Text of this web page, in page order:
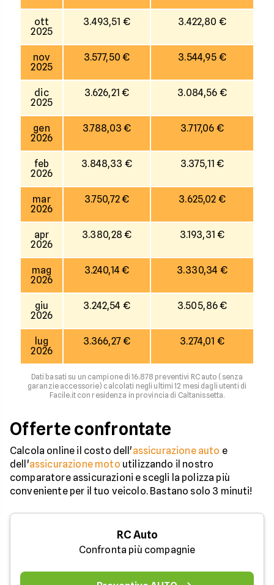
ott
2025
3.493,51 € 3.422,80 €
nov
2025
3.577,50 € 3.544,95 €
dic
2025
3.626,21 € 3.084,56 €
gen
2026
3.788,03 € 3.717,06 €
feb
2026
3.848,33 € 3.375,11 €
mar
2026
3.750,72 € 3.625,02 €
apr
2026
3.380,28 € 3.193,31 €
mag
2026
3.240,14 € 3.330,34 €
giu
2026
3.242,54 € 3.505,86 €
lug
2026
3.366,27 € 3.274,01 €
Dati basati su un campione di 16.878 preventivi RC auto (senza
garanzie accessorie) calcolati negli ultimi 12 mesi dagli utenti di
Facile.it con residenza in provincia di Caltanissetta.
Offerte confrontate
Calcola online il costo dell'assicurazione auto e
dell'assicurazione moto utilizzando il nostro
comparatore assicurazioni e scegli la polizza più
conveniente per il tuo veicolo. Bastano solo 3 minuti!
RC Auto
Confronta più compagnie